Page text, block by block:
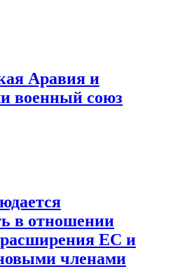
Аравия и
военный союз
в отношении
ЕС и
членами